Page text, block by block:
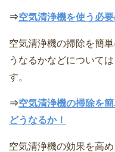
⇒空気清浄機を使う必
空気清浄機の掃除を簡
うなるかなどについて
す。
⇒空気清浄機の掃除を
どうなるか！
空気清浄機の効果を高